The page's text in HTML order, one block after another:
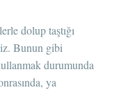
dolup taştığı
Bunun gibi
durumunda
ya